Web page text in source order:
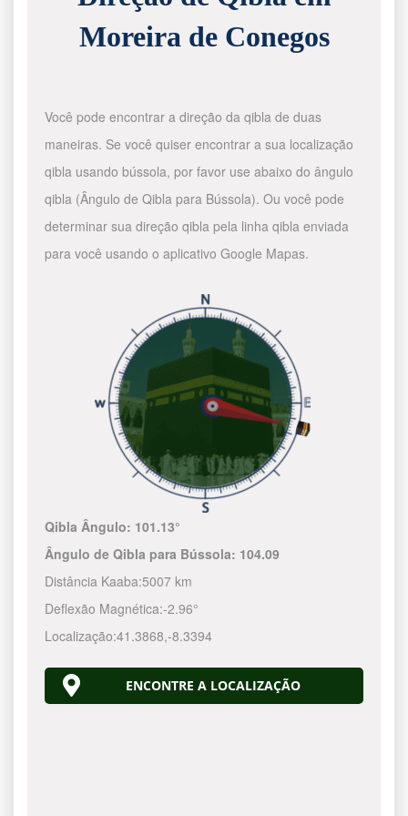
Moreira de Conegos
Você pode encontrar a direção da qibla de duas
maneiras. Se você quiser encontrar a sua localização
qibla usando bússola, por favor use abaixo do ângulo
qibla (Ângulo de Qibla para Bússola). Ou você pode
determinar sua direção qibla pela linha qibla enviada
para você usando o aplicativo Google Mapas.
Qibla Ângulo: 101.13°
Ângulo de Qibla para Bússola: 104.09
Distância Kaaba:5007 km
Deflexão Magnética:-2.96°
Localização:41.3868,-8.3394
ENCONTRE A LOCALIZAÇÃO